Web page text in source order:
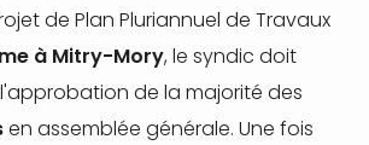
de Plan Pluriannuel de Travaux
à Mitry-Mory, le syndic doit
de la majorité des
en assemblée générale. Une fois